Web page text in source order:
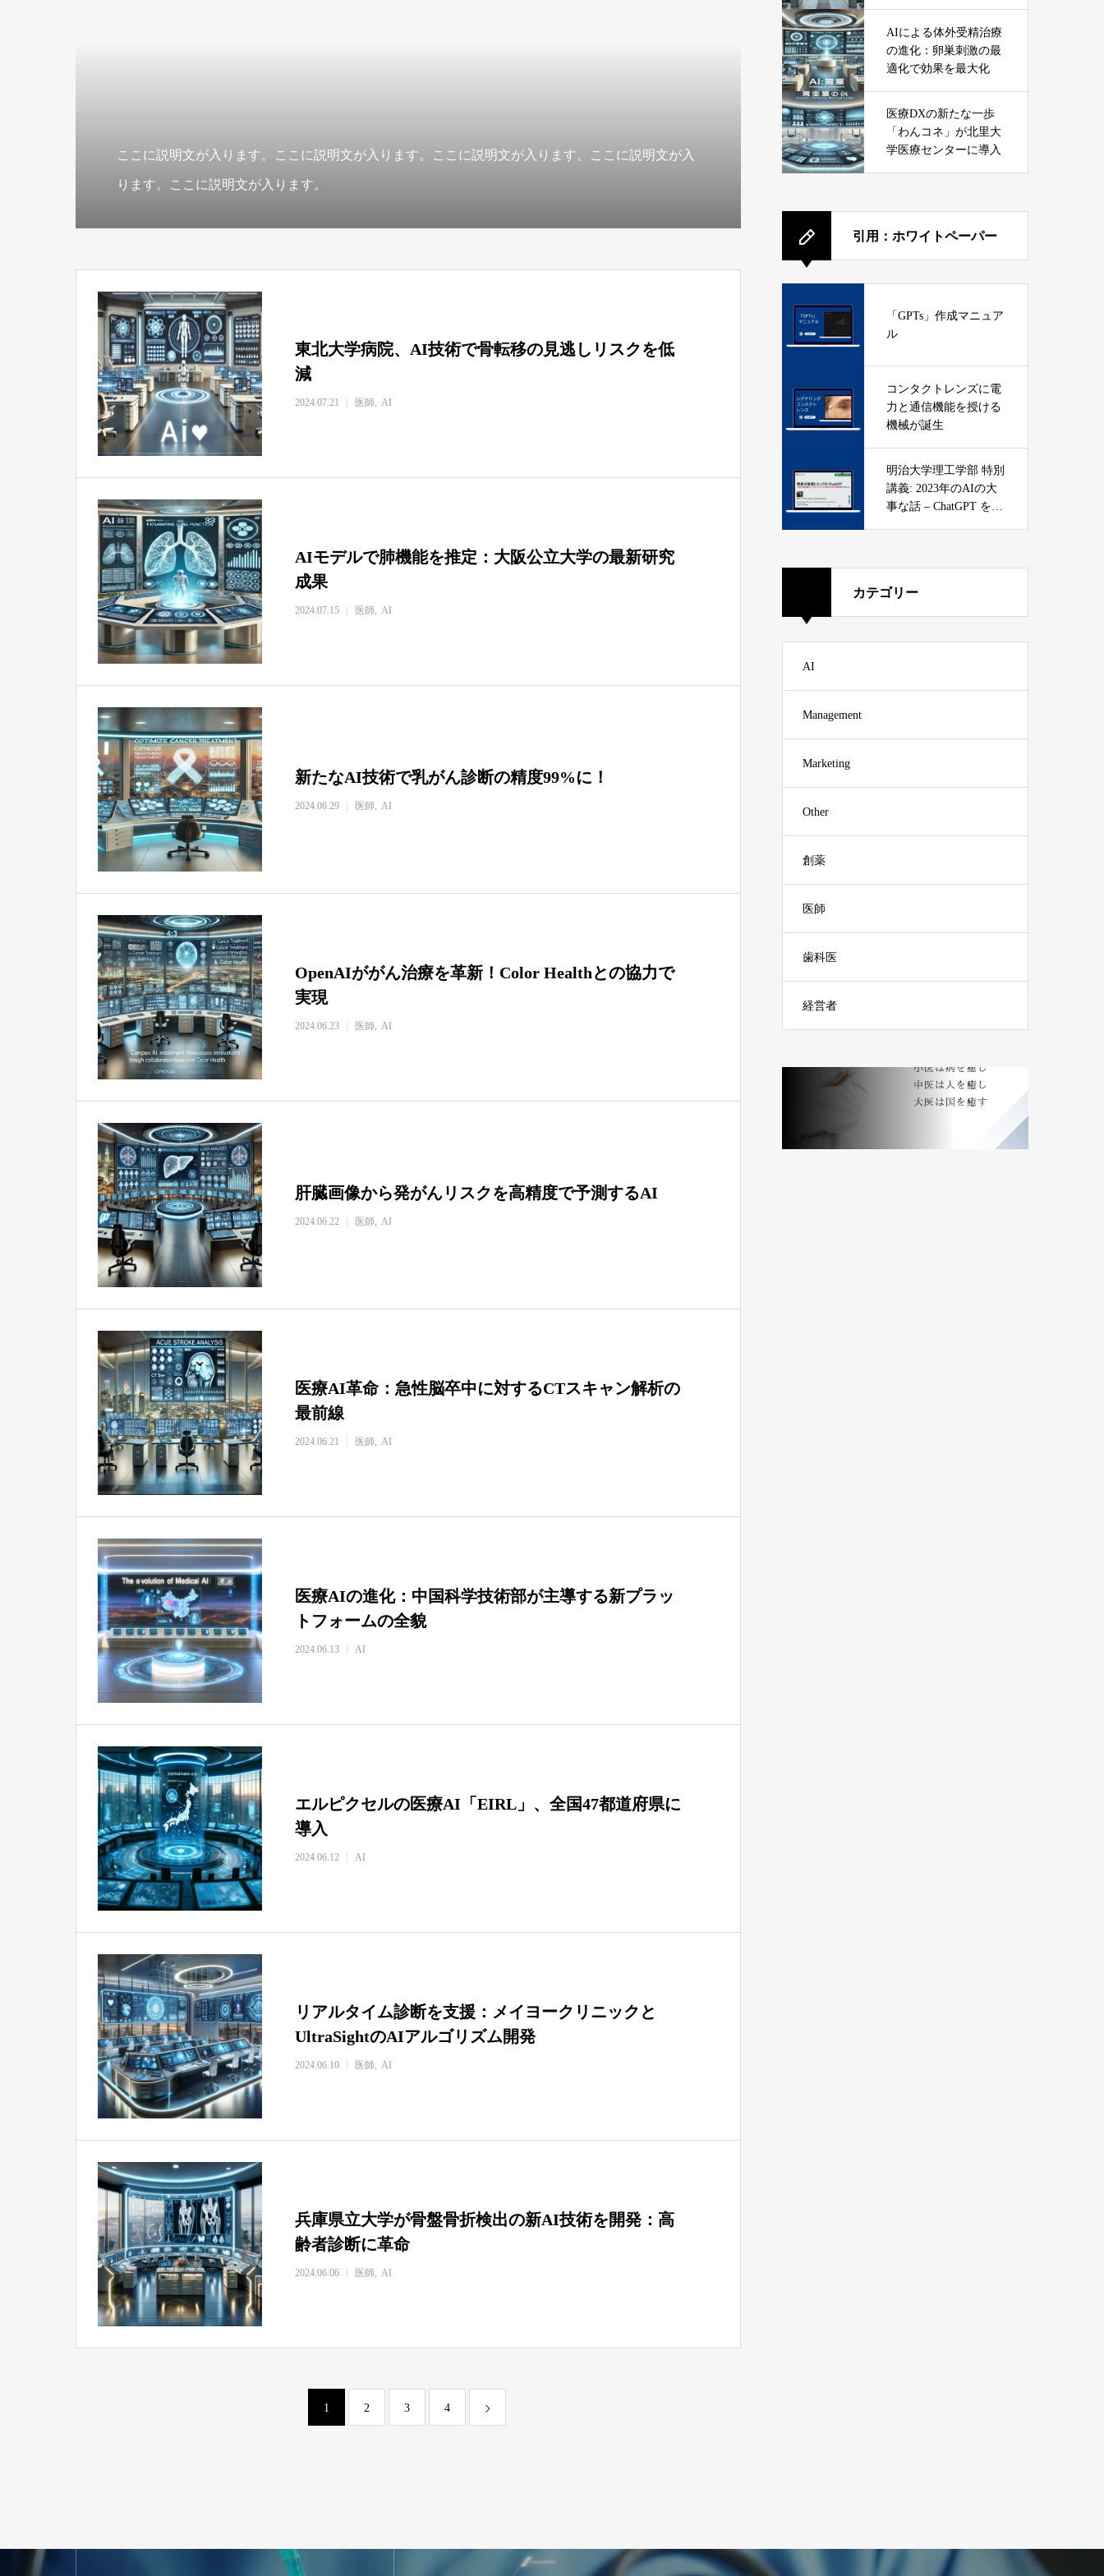
ここに説明文が入ります。ここに説明文が入ります。ここに説明文が入ります。ここに説明文が入
ります。ここに説明文が入ります。
東北大学病院、AI技術で骨転移の見逃しリスクを低
減
2024.07.21 医師 AI
AIモデルで肺機能を推定：大阪公立大学の最新研究
成果
2024.07.15 医師 AI
新たなAI技術で乳がん診断の精度99%に！
2024.06.29 医師 AI
OpenAIががん治療を革新！Color Healthとの協力で
実現
2024.06.23 医師 AI
肝臓画像から発がんリスクを高精度で予測するAI
2024.06.22 医師 AI
医療AI革命：急性脳卒中に対するCTスキャン解析の
最前線
2024.06.21 医師 AI
医療AIの進化：中国科学技術部が主導する新プラッ
トフォームの全貌
2024.06.13 AI
エルピクセルの医療AI「EIRL」、全国47都道府県に
導入
2024.06.12 AI
リアルタイム診断を支援：メイヨークリニックと
UltraSightのAIアルゴリズム開発
2024.06.10 医師 AI
兵庫県立大学が骨盤骨折検出の新AI技術を開発：高
齢者診断に革命
2024.06.06 医師 AI
1 2 3 4
AIによる体外受精治療
の進化：卵巣刺激の最
適化で効果を最大化
医療DXの新たな一歩
「わんコネ」が北里大
学医療センターに導入
引用：ホワイトペーパー
「GPTs」作成マニュア
ル
コンタクトレンズに電
力と通信機能を授ける
機械が誕生
明治大学理工学部 特別
講義: 2023年のAIの大
事な話 – ChatGPT を知
カテゴリー
AI
Management
Marketing
Other
創薬
医師
歯科医
経営者